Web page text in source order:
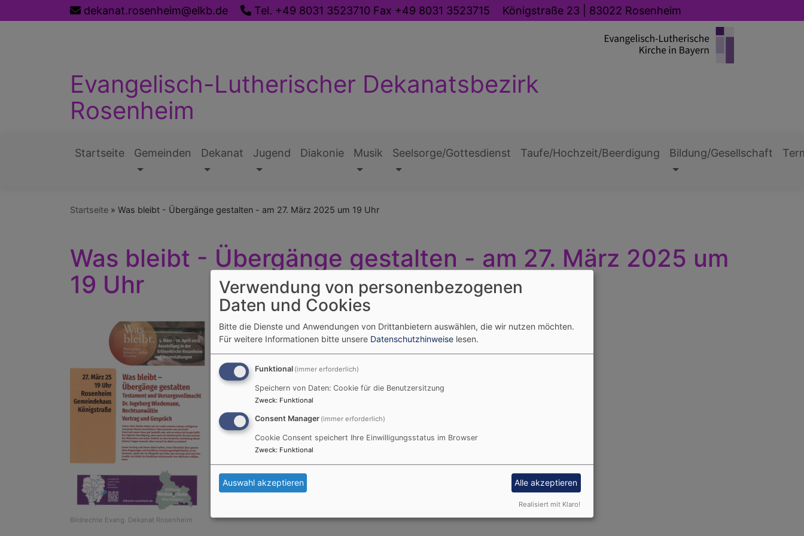
zum
dekanat.rosenheim@elkb.de Tel. +49 8031 3523710 Fax +49 8031 3523715 Königstraße 23 | 83022 Rosenheim
Evangelisch-Lutherischer Dekanatsbezirk
Rosenheim
Hauptnavigation
Startseite Gemeinden Dekanat Jugend Diakonie Musik Seelsorge/Gottesdienst Taufe/Hochzeit/Beerdigung Bildung/Gesellschaft
Startseite Was bleibt - Übergänge gestalten - am 27. März 2025 um 19 Uhr
Was bleibt - Übergänge gestalten - am 27. März 2025 um
19 Uhr
Bildrechte Evang. Dekanat Rosenheim
Verwendung von personenbezogenen
Daten und Cookies
Bitte die Dienste und Anwendungen von Drittanbietern auswählen, die wir nutzen möchten.
Für weitere Informationen bitte unsere Datenschutzhinweise lesen.
Funktional (immer erforderlich)
Speichern von Daten: Cookie für die Benutzersitzung
Zweck: Funktional
Consent Manager (immer erforderlich)
Cookie Consent speichert Ihre Einwilligungsstatus im Browser
Zweck: Funktional
Auswahl akzeptieren Alle akzeptieren
Realisiert mit Klaro!